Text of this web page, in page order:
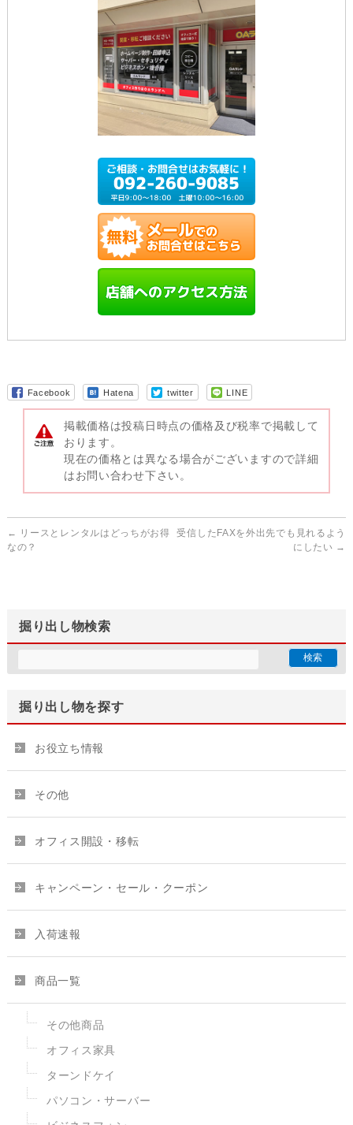
Facebook Hatena twitter LINE
掲載価格は投稿日時点の価格及び税率で掲載して
おります。
現在の価格とは異なる場合がございますので詳細
はお問い合わせ下さい。
←
リースとレンタルはどっちがお得
なの？
受信したFAXを外出先でも見れるよう
にしたい →
掘り出し物検索
掘り出し物を探す
お役立ち情報
その他
オフィス開設・移転
キャンペーン・セール・クーポン
入荷速報
商品一覧
その他商品
オフィス家具
ターンドケイ
パソコン・サーバー